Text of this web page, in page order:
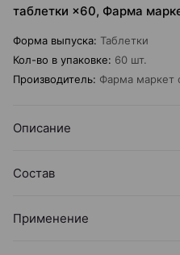
таблетки ×60, Фарма
Форма выпуска: Таблетки
Кол-во в упаковке: 60 шт.
Производитель: Фарма маркет
Описание
Состав
Применение